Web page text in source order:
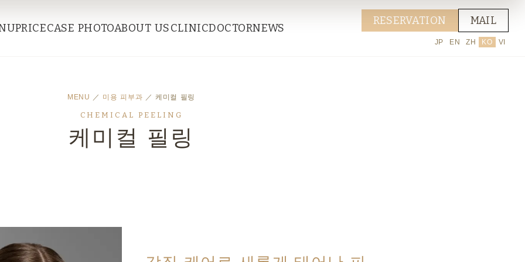
PRICECASE PHOTOABOUT USCLINICDOCTORNEWS
RESERVATION MAIL
JP EN ZH KO VI
MENU ／ 미용 피부과 ／ 케미컬 필링
CHEMICAL PEELING
케미컬 필링